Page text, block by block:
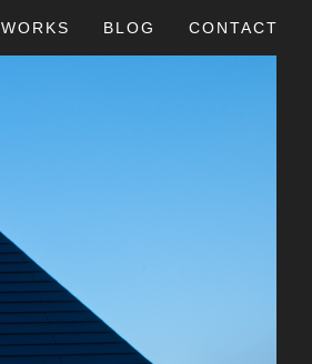
WORKS BLOG CONTACT